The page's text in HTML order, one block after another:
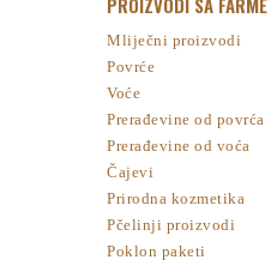
Mliječni proizvodi
Povrće
Voće
Prerađevine od povrća
Prerađevine od voća
Čajevi
Prirodna kozmetika
Pčelinji proizvodi
Poklon paketi